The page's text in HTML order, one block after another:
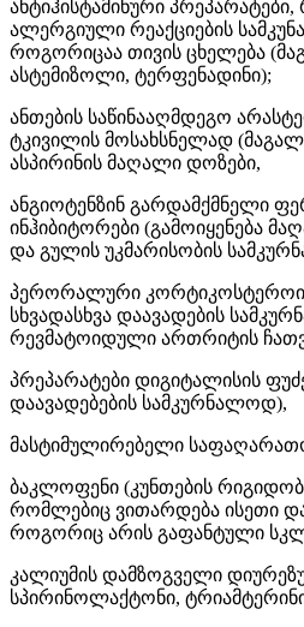
ანტიჰისტამინური
ალერგიული რეაქციების
როგორიცაა თივის ცხელება
ასტემიზოლი, ტერფენადინი);
ანთების საწინააღმდეგო
ტკივილის მოსახსნელად
ასპირინის მაღალი დოზები,
ანგიოტენზინ გარდამქმნელი
ინჰიბიტორები (გამოიყენება
და გულის უკმარისობის
პერორალური
სხვადასხვა დაავადების
რევმატოიდული ართრიტის
პრეპარატები დიგიტალისის
დაავადებების სამკურნალოდ),
მასტიმულირებელი
ბაკლოფენი (კუნთების
რომლებიც ვითარდება ისეთი
როგორიც არის გაფანტული
კალიუმის დამზოგველი
სპირინოლაქტონი,